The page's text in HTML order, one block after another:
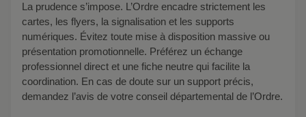
La prudence s’impose. L’Ordre encadre strictement les
cartes, les flyers, la signalisation et les supports
numériques. Évitez toute mise à disposition massive ou
présentation promotionnelle. Préférez un échange
professionnel direct et une fiche neutre qui facilite la
coordination. En cas de doute sur un support précis,
demandez l’avis de votre conseil départemental de l’Ordre.